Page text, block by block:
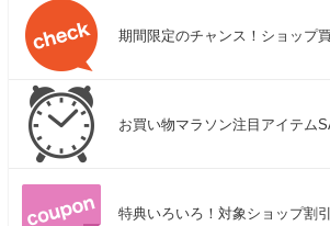
期間限定のチャンス！ショップ
お買い物マラソン注目アイテム
特典いろいろ！対象ショップ割